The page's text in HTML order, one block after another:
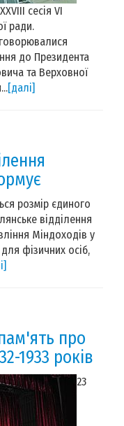
сесія VI
ради.
до Президента
та Верховної
[далі]
розмір єдиного
відділення
Міндоходів у
фізичних осіб,
про
1933 років
23